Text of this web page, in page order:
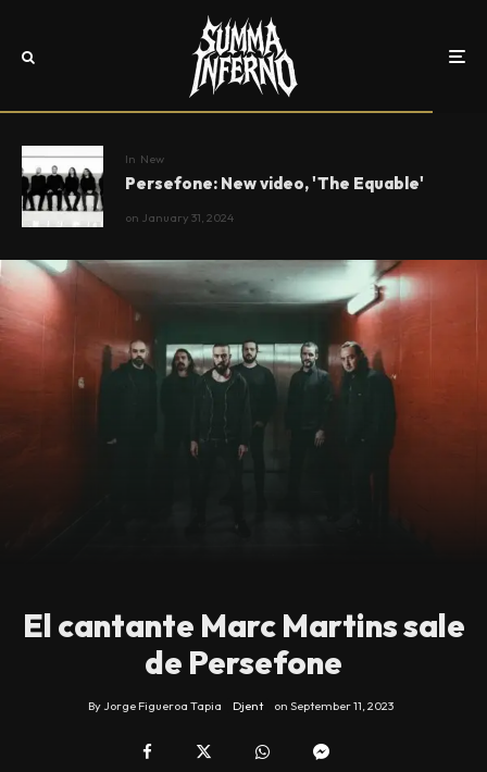
In New
Persefone: New video, 'The Equable'
on January 31, 2024
El cantante Marc Martins sale
de Persefone
By Jorge Figueroa Tapia Djent on September 11, 2023